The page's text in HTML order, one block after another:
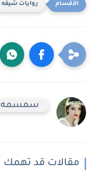
روايات شيقه
سمسمه
مقالات قد تهمك